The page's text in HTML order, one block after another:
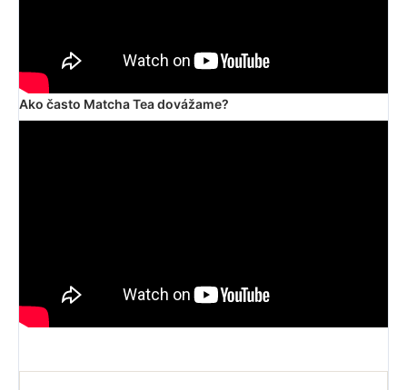
Ako často Matcha Tea dovážame?